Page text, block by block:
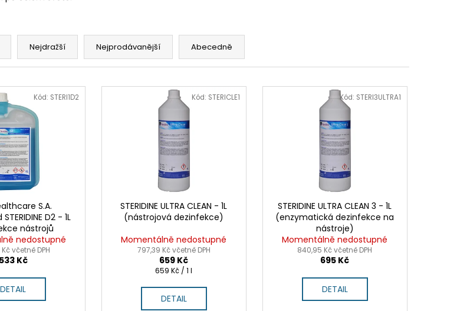
Nejdražší Nejprodávanější Abecedně
S.A.
D2 - 1L
nástrojů
nedostupné
včetně DPH
533 Kč
DETAIL
Kód: STERI1D2
STERIDINE ULTRA CLEAN - 1L
(nástrojová dezinfekce)
Momentálně nedostupné
797,39 Kč včetně DPH
659 Kč
Měrná
659 Kč / 1 l
DETAIL
Kód: STERICLE1
STERIDINE ULTRA CLEAN 3 - 1L
(enzymatická dezinfekce na
nástroje)
Momentálně nedostupné
840,95 Kč včetně DPH
695 Kč
DETAIL
Kód: STERI3ULTRA1